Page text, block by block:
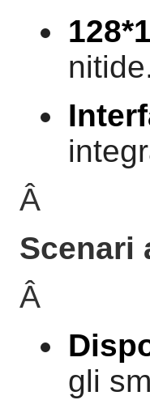
Â
Scenari
Â
gli